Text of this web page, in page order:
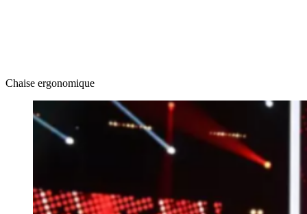
Chaise ergonomique